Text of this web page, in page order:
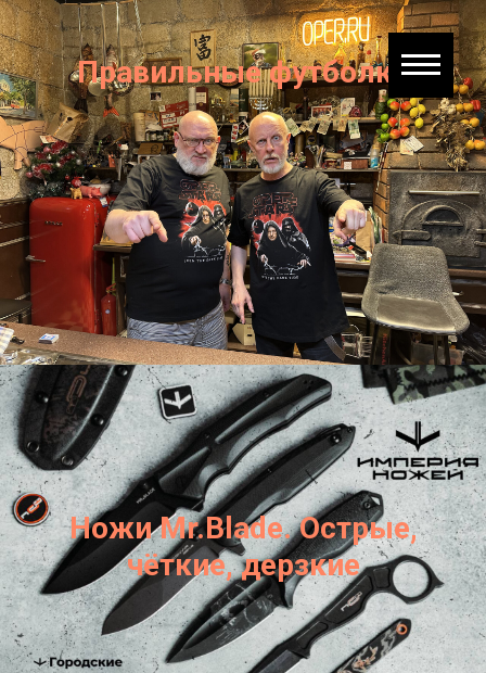
Правильные футболки
Ножи Mr.Blade. Острые,
чёткие, дерзкие